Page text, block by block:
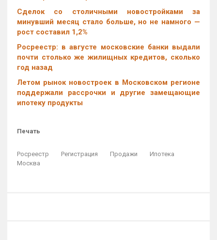
Cделок со столичными новостройками за
минувший месяц стало больше, но не намного —
рост составил 1,2%
Росреестр: в августе московские банки выдали
почти столько же жилищных кредитов, сколько
год назад
Летом рынок новостроек в Московском регионе
поддержали рассрочки и другие замещающие
ипотеку продукты
Печать
Росреестр Регистрация Продажи
Ипотека
Москва